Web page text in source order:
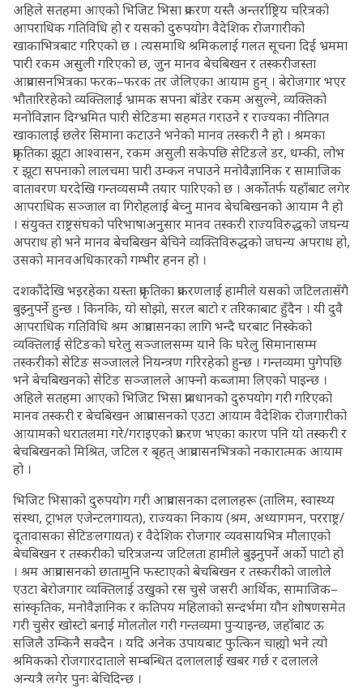
अहिले सतहमा आएको भिजिट भिसा प्रकरण यस्तै अन्तर्राष्ट्रिय चरित्रको
आपराधिक गतिविधि हो र यसको दुरुपयोग वैदेशिक रोजगारीको
खाकाभित्रबाट गरिएको छ । त्यसमाथि श्रमिकलाई गलत सूचना दिई भ्रममा
पारी रकम असुली गरिएको छ, जुन मानव बेचबिखन र तस्करीजस्ता
आप्रवासनभित्रका फरक–फरक तर जेलिएका आयाम हुन् । बेरोजगार भएर
भौतारिरहेको व्यक्तिलाई भ्रामक सपना बाँडेर रकम असुल्ने, व्यक्तिको
मनोविज्ञान दिग्भ्रमित पारी सेटिङमा सहमत गराउने र राज्यका नीतिगत
खाकालाई छलेर सिमाना कटाउने भनेको मानव तस्करी नै हो । श्रमका
प्रकृतिका झूटा आश्वासन, रकम असुली सकेपछि सेटिङले डर, धम्की, लोभ
र झूटा सपनाको लालचमा पारी उम्कन नपाउने मनोवैज्ञानिक र सामाजिक
वातावरण घरदेखि गन्तव्यसम्मै तयार पारिएको छ । अर्कोतर्फ यहाँबाट लगेर
आपराधिक सञ्जाल वा गिरोहलाई बेच्नु मानव बेचबिखनको आयाम नै हो
। संयुक्त राष्ट्रसंघको परिभाषाअनुसार मानव तस्करी राज्यविरुद्धको जघन्य
अपराध हो भने मानव बेचबिखन बेचिने व्यक्तिविरुद्धको जघन्य अपराध हो,
उसको मानवअधिकारको गम्भीर हनन हो ।
दशकौंदेखि भइरहेका यस्ता प्रकृतिका प्रकरणलाई हामीले यसको जटिलतासँगै
बुझ्नुपर्ने हुन्छ । किनकि, यो सोझो, सरल बाटो र तरिकाबाट हुँदैन । यी दुवै
आपराधिक गतिविधि श्रम आप्रवासनका लागि भन्दै घरबाट निस्केको
व्यक्तिलाई सेटिङको घरेलु सञ्जालसम्म याने कि घरेलु सिमानासम्म
तस्करीको सेटिङ सञ्जालले नियन्त्रण गरिरहेको हुन्छ । गन्तव्यमा पुगेपछि
भने बेचबिखनको सेटिङ सञ्जालले आफ्नो कब्जामा लिएको पाइन्छ ।
अहिले सतहमा आएको भिजिट भिसा प्रावधानको दुरुपयोग गरी गरिएको
मानव तस्करी र बेचबिखन आप्रवासनको एउटा आयाम वैदेशिक रोजगारीको
आयामको धरातलमा गरे/गराइएको प्रकरण भएका कारण पनि यो तस्करी र
बेचबिखनको मिश्रित, जटिल र बृहत् आप्रवासनभित्रको नकारात्मक आयाम
हो ।
भिजिट भिसाको दुरुपयोग गरी आप्रवासनका दलालहरू (तालिम, स्वास्थ्य
संस्था, ट्राभल एजेन्टलगायत), राज्यका निकाय (श्रम, अध्यागमन, परराष्ट्र/
दूतावासका सेटिङलगायत) र वैदेशिक रोजगार व्यवसायभित्र मौलाएको
बेचबिखन र तस्करीको चरित्रजन्य जटिलता हामीले बुझ्नुपर्ने अर्को पाटो हो
। श्रम आप्रवासनको छातामुनि फस्टाएको बेचबिखन र तस्करीको जालोले
एउटा बेरोजगार व्यक्तिलाई उखुको रस चुसे जसरी आर्थिक, सामाजिक–
सांस्कृतिक, मनोवैज्ञानिक र कतिपय महिलाको सन्दर्भमा यौन शोषणसमेत
गरी चुसेर खोस्टो बनाई मोलतोल गरी गन्तव्यमा पुर्‍याइन्छ, जहाँबाट ऊ
सजिलै उम्किनै सक्दैन । यदि अनेक उपायबाट फुत्किन चाह्यो भने त्यो
श्रमिकको रोजगारदाताले सम्बन्धित दलाललाई खबर गर्छ र दलालले
अन्यत्रै लगेर पुनः बेचिदिन्छ ।